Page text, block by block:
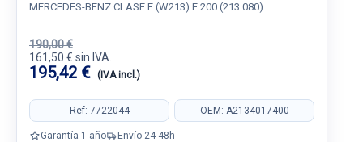
MERCEDES-BENZ CLASE E (W213) E 200 (213.080)
190,00 €
161,50 € sin IVA.
195,42 € (IVA incl.)
Ref: 7722044 OEM: A2134017400
Garantía 1 año Envío 24-48h